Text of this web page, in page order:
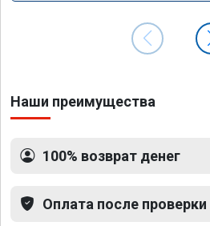
Наши преимущества
100% возврат денег
Оплата после проверки